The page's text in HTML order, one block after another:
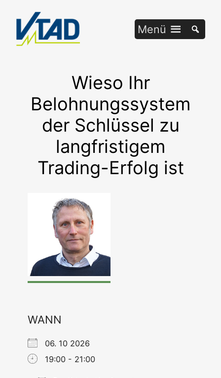
springen
Menü
Wieso Ihr
Belohnungssystem
der Schlüssel zu
langfristigem
Trading-Erfolg ist
WANN
06. 10 2026
19:00 - 21:00